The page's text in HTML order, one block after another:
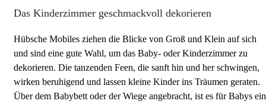
Das Kinderzimmer geschmackvoll dekorieren
Hübsche Mobiles ziehen die Blicke von Groß und Klein auf sich
und sind eine gute Wahl, um das Baby- oder Kinderzimmer zu
dekorieren. Die tanzenden Feen, die sanft hin und her schwingen,
wirken beruhigend und lassen kleine Kinder ins Träumen geraten.
Über dem Babybett oder der Wiege angebracht, ist es für Babys ein